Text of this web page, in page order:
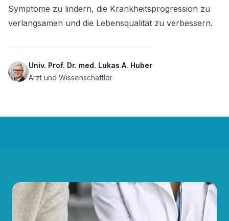
Symptome zu lindern, die Krankheitsprogression zu
verlangsamen und die Lebensqualität zu verbessern.
Univ. Prof. Dr. med. Lukas A. Huber
Arzt und Wissenschaftler